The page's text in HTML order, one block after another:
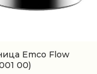
Emco Flow
00)